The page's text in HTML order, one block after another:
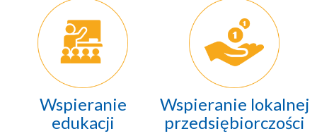
Wspieranie
edukacji
Wspieranie lokalnej
przedsiębiorczości